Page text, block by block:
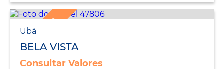
LANÇAMENTO
Ubá
BELA VISTA
Consultar Valores